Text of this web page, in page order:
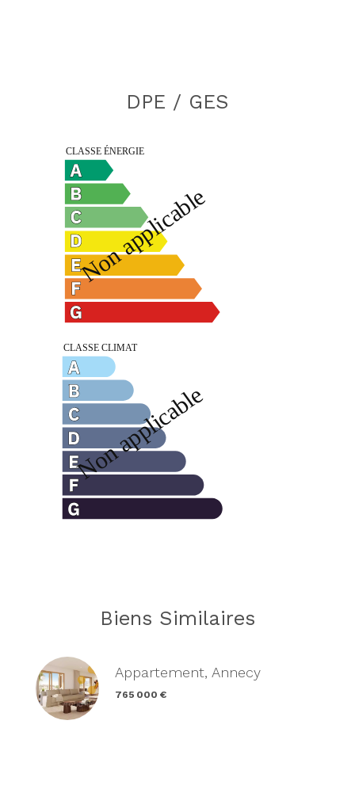
DPE / GES
Biens Similaires
Appartement, Annecy
765 000 €